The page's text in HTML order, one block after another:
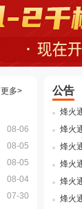
更多>
08-06
08-05
08-05
08-04
07-30
公告